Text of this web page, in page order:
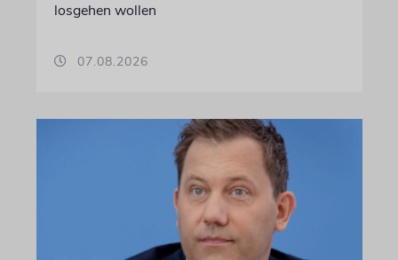
losgehen wollen
07.08.2026